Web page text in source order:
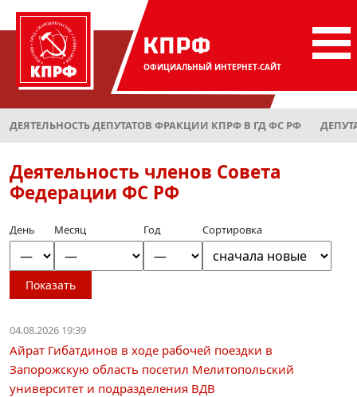
КПРФ
ОФИЦИАЛЬНЫЙ ИНТЕРНЕТ-САЙТ
ДЕЯТЕЛЬНОСТЬ ДЕПУТАТОВ ФРАКЦИИ КПРФ В ГД ФС РФ
Деятельность членов Совета
Федерации ФС РФ
День Месяц Год Сортировка
Показать
04.08.2026 19:39
Айрат Гибатдинов в ходе рабочей поездки в
Запорожскую область посетил Мелитопольский
университет и подразделения ВДВ